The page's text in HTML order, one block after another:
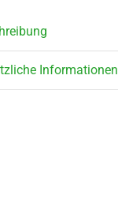
Informationen